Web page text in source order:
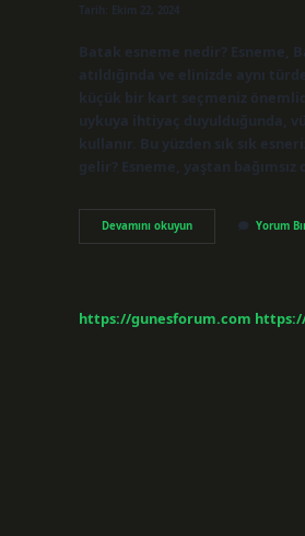
Tarih: Ekim 22, 2024
Batak esneme nedir? Esneme,
atıldığında ve elinizde aynı
küçük bir kart seçmeniz
uykuya ihtiyaç duyulduğunda,
kullanır. Bu yüzden sık sık
gelir? Esneme, yaştan
Devamını okuyunBatakta
Esnemek
Yorum
https://gunesforum.com